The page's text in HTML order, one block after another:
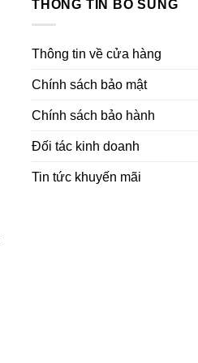
THÔNG TIN BỔ SUNG
Thông tin về cửa hàng
Chính sách bảo mật
Chính sách bảo hành
Đối tác kinh doanh
Tin tức khuyến mãi